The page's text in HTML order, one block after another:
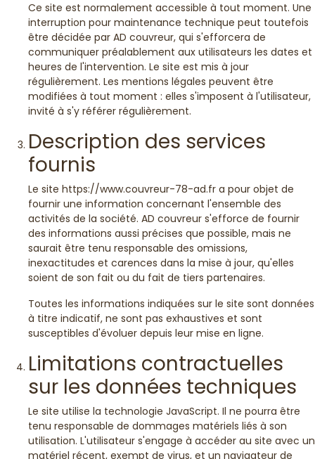
Ce site est normalement accessible à tout moment. Une
interruption pour maintenance technique peut toutefois
être décidée par AD couvreur, qui s'efforcera de
communiquer préalablement aux utilisateurs les dates et
heures de l'intervention. Le site est mis à jour
régulièrement. Les mentions légales peuvent être
modifiées à tout moment : elles s'imposent à l'utilisateur,
invité à s'y référer régulièrement.
Description des services
fournis
Le site https://www.couvreur-78-ad.fr a pour objet de
fournir une information concernant l'ensemble des
activités de la société. AD couvreur s'efforce de fournir
des informations aussi précises que possible, mais ne
saurait être tenu responsable des omissions,
inexactitudes et carences dans la mise à jour, qu'elles
soient de son fait ou du fait de tiers partenaires.
Toutes les informations indiquées sur le site sont données
à titre indicatif, ne sont pas exhaustives et sont
susceptibles d'évoluer depuis leur mise en ligne.
Limitations contractuelles
sur les données techniques
Le site utilise la technologie JavaScript. Il ne pourra être
tenu responsable de dommages matériels liés à son
utilisation. L'utilisateur s'engage à accéder au site avec un
matériel récent, exempt de virus, et un navigateur de